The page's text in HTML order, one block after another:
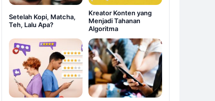
Setelah Kopi, Matcha,
Teh, Lalu Apa?
Kreator Konten yang
Menjadi Tahanan
Algoritma